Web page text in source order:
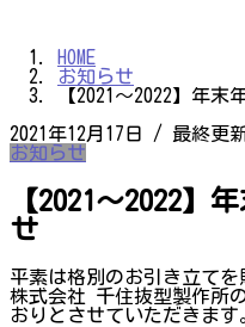
HOME
お知らせ
【2021～2022】年
2021年12月17日
/ 最終更
お知らせ
【2021～2022】
せ
平素は格別のお引き立てを
株式会社 千住抜型製作所
おりとさせていただきます